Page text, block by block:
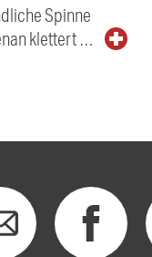
Spinne
klettert …